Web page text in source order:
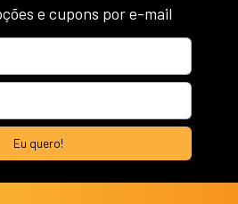
e cupons por e-mail